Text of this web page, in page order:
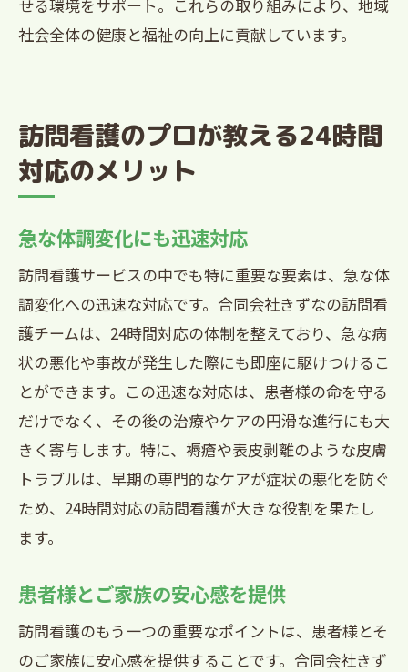
せる環境をサポート。これらの取り組みにより、地域
社会全体の健康と福祉の向上に貢献しています。
訪問看護のプロが教える24時間
対応のメリット
急な体調変化にも迅速対応
訪問看護サービスの中でも特に重要な要素は、急な体
調変化への迅速な対応です。合同会社きずなの訪問看
護チームは、24時間対応の体制を整えており、急な病
状の悪化や事故が発生した際にも即座に駆けつけるこ
とができます。この迅速な対応は、患者様の命を守る
だけでなく、その後の治療やケアの円滑な進行にも大
きく寄与します。特に、褥瘡や表皮剥離のような皮膚
トラブルは、早期の専門的なケアが症状の悪化を防ぐ
ため、24時間対応の訪問看護が大きな役割を果たし
ます。
患者様とご家族の安心感を提供
訪問看護のもう一つの重要なポイントは、患者様とそ
のご家族に安心感を提供することです。合同会社きず